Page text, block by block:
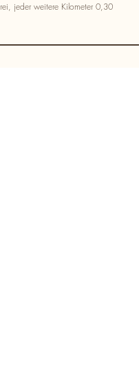
jeder weitere Kilometer 0,30